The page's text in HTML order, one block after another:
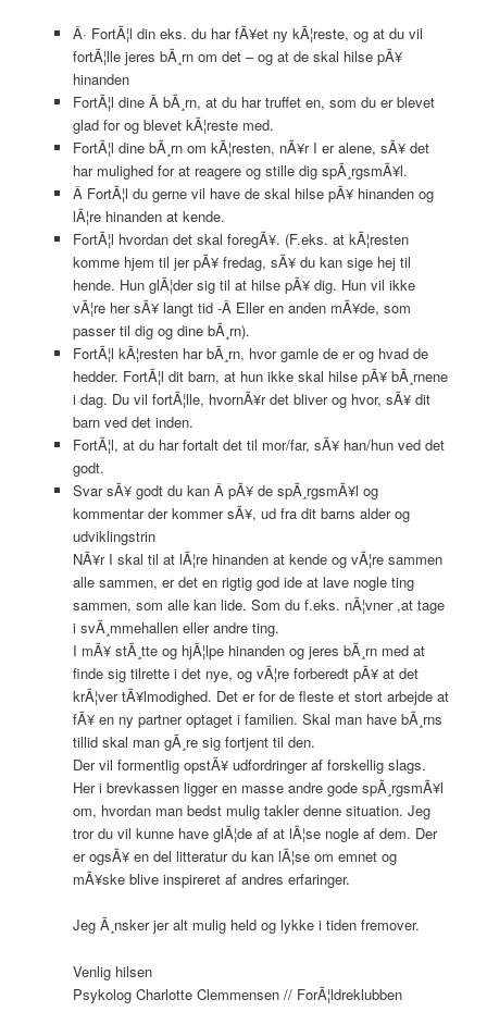
Â· FortÃ¦l din eks. du har fÃ¥et ny kÃ¦reste, og at du vil
fortÃ¦lle jeres bÃ¸rn om det – og at de skal hilse pÃ¥
hinanden
FortÃ¦l dine Â bÃ¸rn, at du har truffet en, som du er blevet
glad for og blevet kÃ¦reste med.
FortÃ¦l dine bÃ¸rn om kÃ¦resten, nÃ¥r I er alene, sÃ¥ det
har mulighed for at reagere og stille dig spÃ¸rgsmÃ¥l.
Â FortÃ¦l du gerne vil have de skal hilse pÃ¥ hinanden og
lÃ¦re hinanden at kende.
FortÃ¦l hvordan det skal foregÃ¥. (F.eks. at kÃ¦resten
komme hjem til jer pÃ¥ fredag, sÃ¥ du kan sige hej til
hende. Hun glÃ¦der sig til at hilse pÃ¥ dig. Hun vil ikke
vÃ¦re her sÃ¥ langt tid -Â Eller en anden mÃ¥de, som
passer til dig og dine bÃ¸rn).
FortÃ¦l kÃ¦resten har bÃ¸rn, hvor gamle de er og hvad de
hedder. FortÃ¦l dit barn, at hun ikke skal hilse pÃ¥ bÃ¸rnene
i dag. Du vil fortÃ¦lle, hvornÃ¥r det bliver og hvor, sÃ¥ dit
barn ved det inden.
FortÃ¦l, at du har fortalt det til mor/far, sÃ¥ han/hun ved det
godt.
Svar sÃ¥ godt du kan Â pÃ¥ de spÃ¸rgsmÃ¥l og
kommentar der kommer sÃ¥, ud fra dit barns alder og
udviklingstrin
NÃ¥r I skal til at lÃ¦re hinanden at kende og vÃ¦re sammen
alle sammen, er det en rigtig god ide at lave nogle ting
sammen, som alle kan lide. Som du f.eks. nÃ¦vner ,at tage
i svÃ¸mmehallen eller andre ting.
I mÃ¥ stÃ¸tte og hjÃ¦lpe hinanden og jeres bÃ¸rn med at
finde sig tilrette i det nye, og vÃ¦re forberedt pÃ¥ at det
krÃ¦ver tÃ¥lmodighed. Det er for de fleste et stort arbejde at
fÃ¥ en ny partner optaget i familien. Skal man have bÃ¸rns
tillid skal man gÃ¸re sig fortjent til den.
Der vil formentlig opstÃ¥ udfordringer af forskellig slags.
Her i brevkassen ligger en masse andre gode spÃ¸rgsmÃ¥l
om, hvordan man bedst mulig takler denne situation. Jeg
tror du vil kunne have glÃ¦de af at lÃ¦se nogle af dem. Der
er ogsÃ¥ en del litteratur du kan lÃ¦se om emnet og
mÃ¥ske blive inspireret af andres erfaringer.
Jeg Ã¸nsker jer alt mulig held og lykke i tiden fremover.
Venlig hilsen
Psykolog Charlotte Clemmensen // ForÃ¦ldreklubben